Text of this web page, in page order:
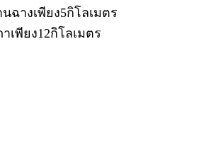
ฉางเพียง5กิโลเมตร
เพียง12กิโลเมตร